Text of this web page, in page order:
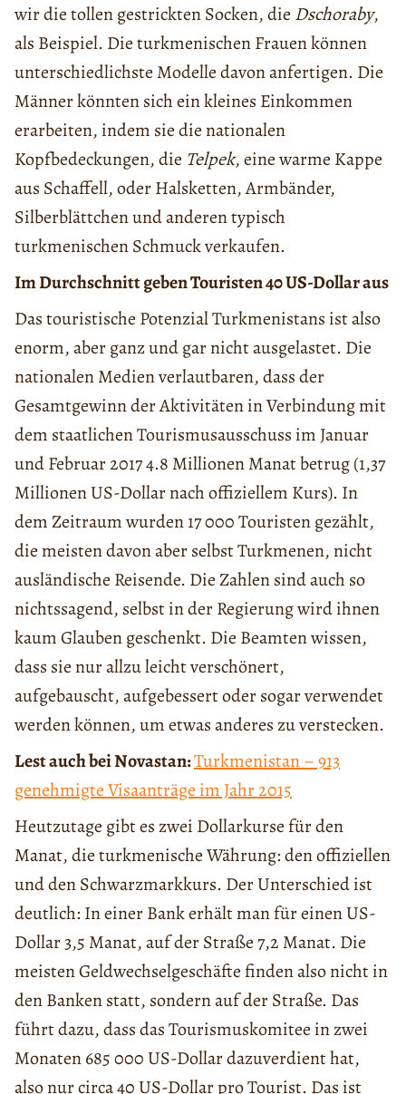
wir die tollen gestrickten Socken, die Dschoraby,
als Beispiel. Die turkmenischen Frauen können
unterschiedlichste Modelle davon anfertigen. Die
Männer könnten sich ein kleines Einkommen
erarbeiten, indem sie die nationalen
Kopfbedeckungen, die Telpek, eine warme Kappe
aus Schaffell, oder Halsketten, Armbänder,
Silberblättchen und anderen typisch
turkmenischen Schmuck verkaufen.
Im Durchschnitt geben Touristen 40 US-Dollar aus
Das touristische Potenzial Turkmenistans ist also
enorm, aber ganz und gar nicht ausgelastet. Die
nationalen Medien verlautbaren, dass der
Gesamtgewinn der Aktivitäten in Verbindung mit
dem staatlichen Tourismusausschuss im Januar
und Februar 2017 4.8 Millionen Manat betrug (1,37
Millionen US-Dollar nach offiziellem Kurs). In
dem Zeitraum wurden 17 000 Touristen gezählt,
die meisten davon aber selbst Turkmenen, nicht
ausländische Reisende. Die Zahlen sind auch so
nichtssagend, selbst in der Regierung wird ihnen
kaum Glauben geschenkt. Die Beamten wissen,
dass sie nur allzu leicht verschönert,
aufgebauscht, aufgebessert oder sogar verwendet
werden können, um etwas anderes zu verstecken.
Lest auch bei Novastan:Turkmenistan – 913
genehmigte Visaanträge im Jahr 2015
Heutzutage gibt es zwei Dollarkurse für den
Manat, die turkmenische Währung: den offiziellen
und den Schwarzmarkkurs. Der Unterschied ist
deutlich: In einer Bank erhält man für einen US-
Dollar 3,5 Manat, auf der Straße 7,2 Manat. Die
meisten Geldwechselgeschäfte finden also nicht in
den Banken statt, sondern auf der Straße. Das
führt dazu, dass das Tourismuskomitee in zwei
Monaten 685 000 US-Dollar dazuverdient hat,
also nur circa 40 US-Dollar pro Tourist. Das ist